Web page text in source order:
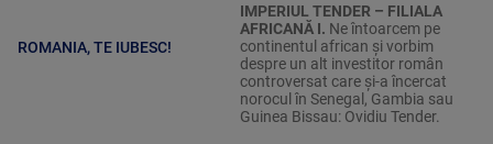
ROMANIA, TE IUBESC!
IMPERIUL TENDER – FILIALA
AFRICANĂ I. Ne întoarcem pe
continentul african și vorbim
despre un alt investitor român
controversat care și-a încercat
norocul în Senegal, Gambia sau
Guinea Bissau: Ovidiu Tender.